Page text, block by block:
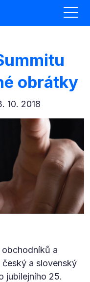
obrátky
10. 2018
obchodníků a
a slovenský
jubilejního 25.